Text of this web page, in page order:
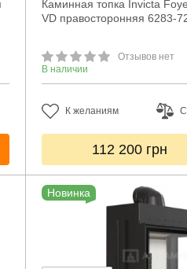
Каминная топка Invicta
VD правосторонняя 6283-
Отзывов нет
В наличии
К желаниям
112 200 грн
Новинка